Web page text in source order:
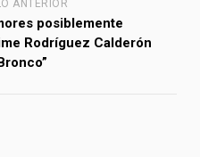
ANTERIOR
posiblemente
Rodríguez Calderón